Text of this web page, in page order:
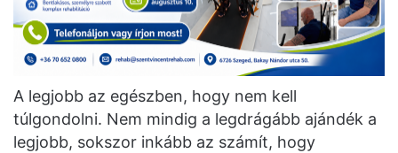
A legjobb az egészben, hogy nem kell
túlgondolni. Nem mindig a legdrágább ajándék a
legjobb, sokszor inkább az számít, hogy